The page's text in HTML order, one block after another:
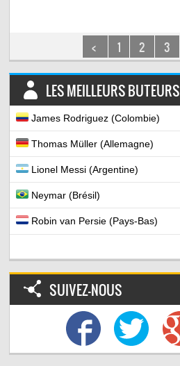
< 1 2 3
LES MEILLEURS BUTEURS
James Rodriguez (Colombie)
Thomas Müller (Allemagne)
Lionel Messi (Argentine)
Neymar (Brésil)
Robin van Persie (Pays-Bas)
SUIVEZ-NOUS